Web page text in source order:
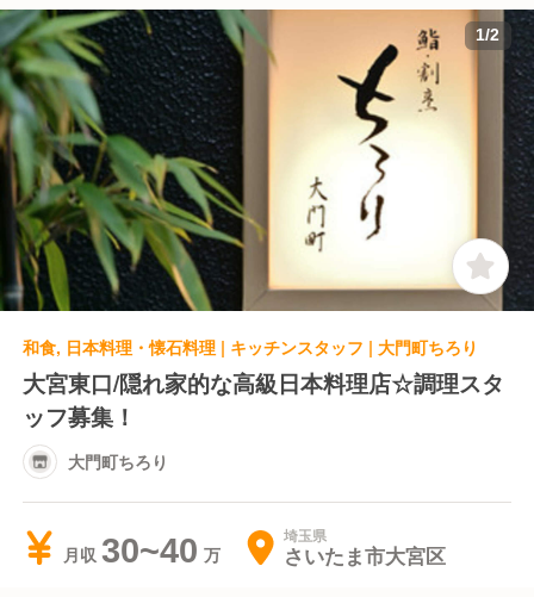
1/2
和食, 日本料理・懐石料理 | キッチンスタッフ | 大門町ちろり
大宮東口/隠れ家的な高級日本料理店☆調理スタ
ッフ募集！
大門町ちろり
月収 30~40 埼玉県
さいたま市大宮区